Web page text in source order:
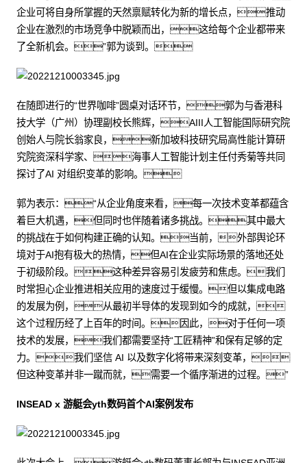
企业可将自身所掌握的天然禀赋转化为新的增长点，推动
企业在激烈的市场竞争中脱颖而出，这给每个企业都带来
了全新机会。”郭为谈到。
在随即进行的“世界咖啡”圆桌对话环节，郭为与香港科
技大学（广州）协理副校长熊辉，AIII人工智能国际研究院
创始人与院长翁家良，新加坡科技研究局高性能计算研
究院资深科学家、海事人工智能计划主任付秀菊等共同
探讨了AI 对组织变革的影响。
郭为表示：“从企业角度来看，每一次技术变革都蕴含
着巨大机遇，但同时也伴随着诸多挑战。其中最大
的挑战在于如何构建正确的认知。当前，外部舆论环
境对于AI抱有极大的热情，但AI在企业实际场景的落地还处
于初级阶段。这种差异容易引发疲劳和焦虑。我们
时常担心企业推进相关应用的速度过于缓慢。但以集成电路
的发展为例，从最初半导体的发现到如今的成就，
这个过程历经了上百年的时间。因此，对于任何一项
技术的发展，我们都需要坚持“工匠精神”和保有足够的定
力。我们坚信 AI 以及数字化将带来深刻变革，
但这种变革并非一蹴而就，需要一个循序渐进的过程。”
INSEAD x 游艇会yth数码首个AI案例发布